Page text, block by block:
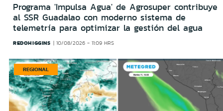
Programa 'Impulsa Agua' de Agrosuper contribuye
al SSR Guadalao con moderno sistema de
telemetría para optimizar la gestión del agua
REDOHIGGINS 10/08/2026 - 11:09 HRS
REGIONAL